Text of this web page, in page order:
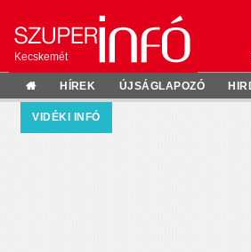
Kecskemét
HÍREK ÚJSÁGLAPOZÓ
VIDÉKI INFÓ